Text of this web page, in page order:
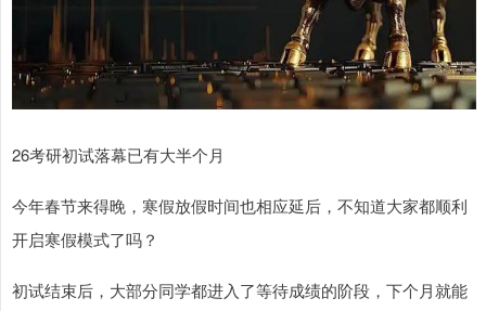
26考研初试落幕已有大半个月
今年春节来得晚，寒假放假时间也相应延后，不知道大家都顺利
开启寒假模式了吗？
初试结束后，大部分同学都进入了等待成绩的阶段，下个月就能